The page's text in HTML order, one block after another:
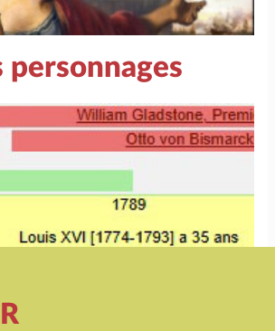
personnages